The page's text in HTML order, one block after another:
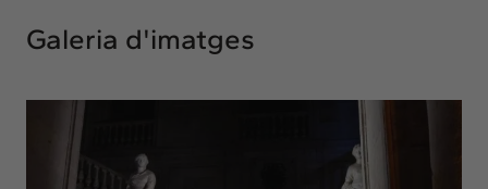
Galeria d'imatges